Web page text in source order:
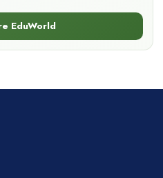
EduWorld